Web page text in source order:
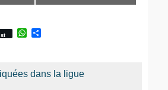
W
h
s
A
a
g
dans la ligue